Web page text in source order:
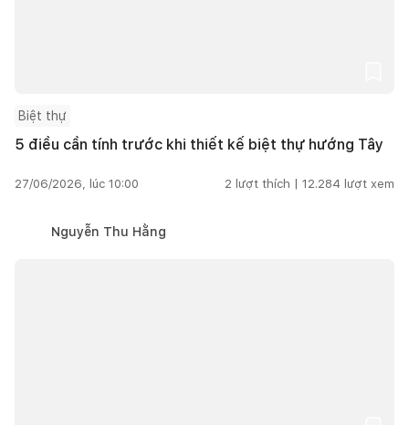
Biệt thự
5 điều cần tính trước khi thiết kế biệt thự hướng Tây
27/06/2026, lúc 10:00 2 lượt thích | 12.284 lượt xem
Nguyễn Thu Hằng